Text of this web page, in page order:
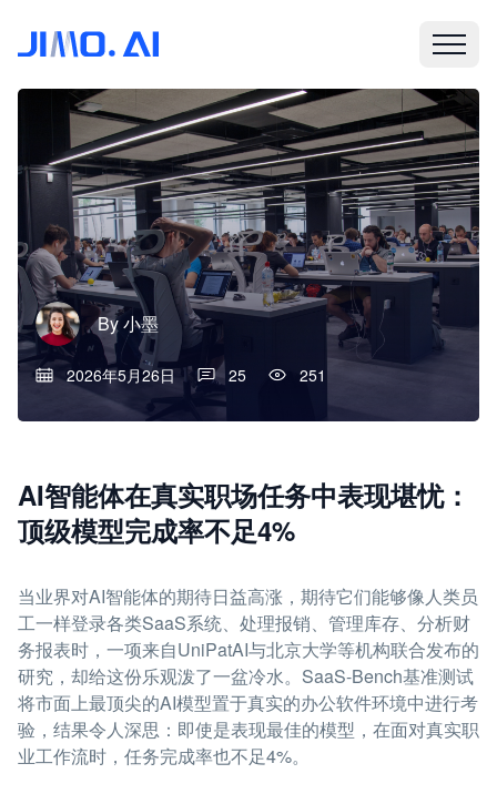
By小墨
2026年5月26日 25 251
AI智能体在真实职场任务中表现堪忧：
顶级模型完成率不足4%
当业界对AI智能体的期待日益高涨，期待它们能够像人类员
工一样登录各类SaaS系统、处理报销、管理库存、分析财
务报表时，一项来自UniPatAI与北京大学等机构联合发布的
研究，却给这份乐观泼了一盆冷水。SaaS-Bench基准测试
将市面上最顶尖的AI模型置于真实的办公软件环境中进行考
验，结果令人深思：即使是表现最佳的模型，在面对真实职
业工作流时，任务完成率也不足4%。